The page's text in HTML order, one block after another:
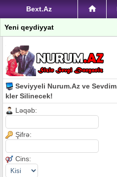
Bext.Az
Yeni qeydiyyat
Seviyyeli Nurum.Az ve
kler Silinecek!
Ləqəb:
Şifrə:
Cins: